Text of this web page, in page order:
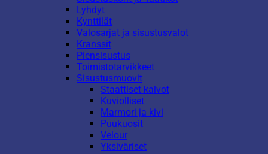
Lyhdyt
Kynttilät
Valosarjat ja sisustusvalot
Kranssit
Piensisustus
Toimistotarvikkeet
Sisustusmuovit
Staattiset kalvot
Kuviolliset
Marmori ja kivi
Puukuosit
Velour
Yksiväriset